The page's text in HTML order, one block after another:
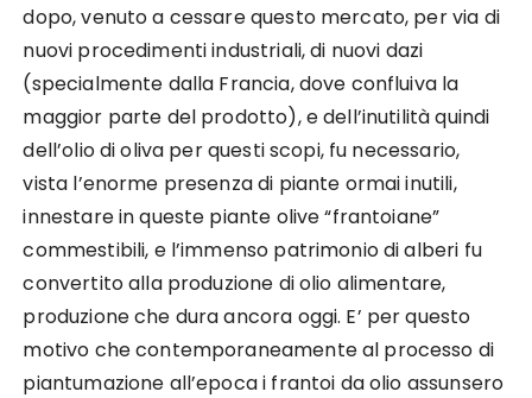
dopo, venuto a cessare questo mercato, per via di
nuovi procedimenti industriali, di nuovi dazi
(specialmente dalla Francia, dove confluiva la
maggior parte del prodotto), e dell’inutilità quindi
dell’olio di oliva per questi scopi, fu necessario,
vista l’enorme presenza di piante ormai inutili,
innestare in queste piante olive “frantoiane”
commestibili, e l’immenso patrimonio di alberi fu
convertito alla produzione di olio alimentare,
produzione che dura ancora oggi. E’ per questo
motivo che contemporaneamente al processo di
piantumazione all’epoca i frantoi da olio assunsero